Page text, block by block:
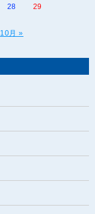
10月 »
28
29